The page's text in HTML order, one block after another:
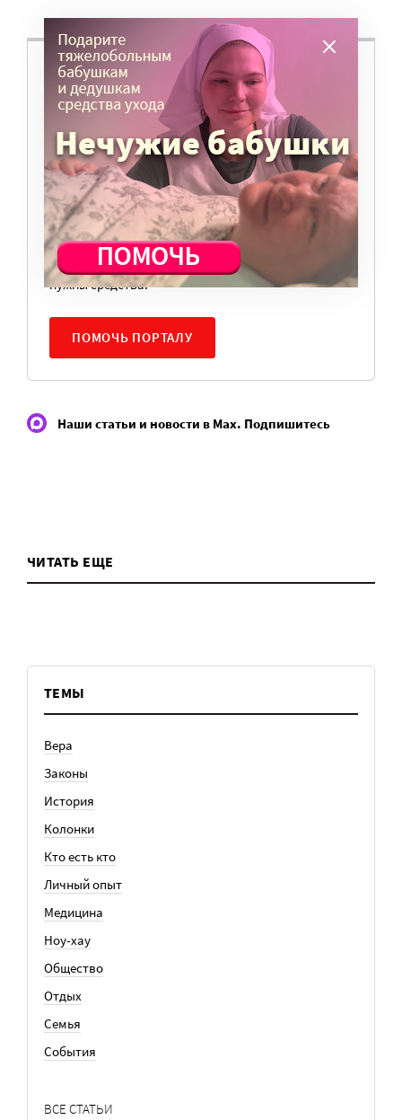
ВАМ ВАЖНО, ЧТОБЫ РАЗГОВОР НА ЭТУ
ТЕМУ ПРОДОЛЖИЛСЯ? ПОДДЕРЖИТЕ
ПОРТАЛ!
Мы просим подписаться на небольшой, но
регулярный платеж в пользу нашего сайта.
Милосердие.ru работает благодаря добровольным
пожертвованиям наших читателей. На
командировки, съемки, зарплаты редакторов,
журналистов и техническую поддержку сайта
нужны средства.
ПОМОЧЬ ПОРТАЛУ
Наши статьи и новости в Max. Подпишитесь
ЧИТАТЬ ЕЩЕ
ТЕМЫ
Вера
Законы
История
Колонки
Кто есть кто
Личный опыт
Медицина
Ноу-хау
Общество
Отдых
Семья
События
ВСЕ СТАТЬИ